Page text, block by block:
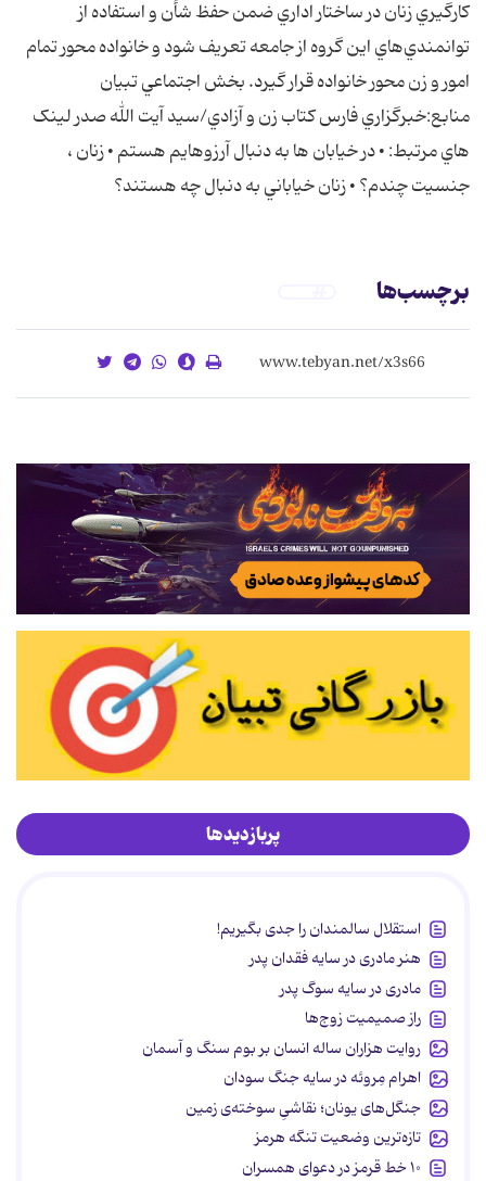
كارگيري زنان در ساختار اداري ضمن حفظ شأن و استفاده از
توانمندي‌هاي اين گروه از جامعه تعريف شود و خانواده محور تمام
امور و زن محور خانواده قرار گيرد. بخش اجتماعي تبيان
منابع:خبرگزاري فارس کتاب زن و آزادي/سيد آيت الله صدر لينک
هاي مرتبط: • در خيابان ها به دنبال آرزوهايم هستم • زنان ،
جنسيت چندم؟ • زنان خياباني به دنبال چه هستند؟
برچسب‌ها
پربازدیدها
استقلال سالمندان را جدی بگیریم!
هنر مادری در سایه‌ فقدان پدر
مادری در سایه سوگ پدر
راز صمیمیت زوج‌ها
روایت هزاران ساله انسان بر بوم سنگ و آسمان
اهرام مِروئه در سایه جنگ سودان
جنگل‌های یونان؛ نقاشیِ سوخته‌ی زمین
تازه‌ترین وضعیت تنگه هرمز
۱۰ خط قرمز در دعوای همسران